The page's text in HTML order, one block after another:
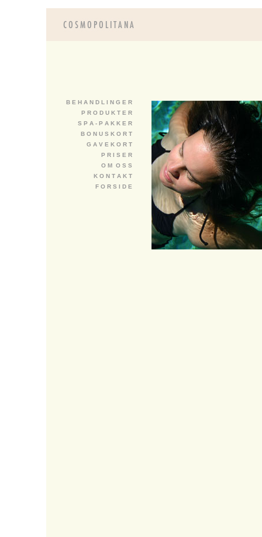
B E H A N D L I N G E R
P R O D U K T E R
S P A - P A K K E R
B O N U S K O R T
G A V E K O R T
P R I S E R
O M O S S
K O N T A K T
F O R S I D E